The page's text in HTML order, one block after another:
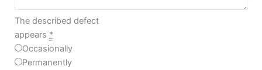
The described defect
appears *
Occasionally
Permanently